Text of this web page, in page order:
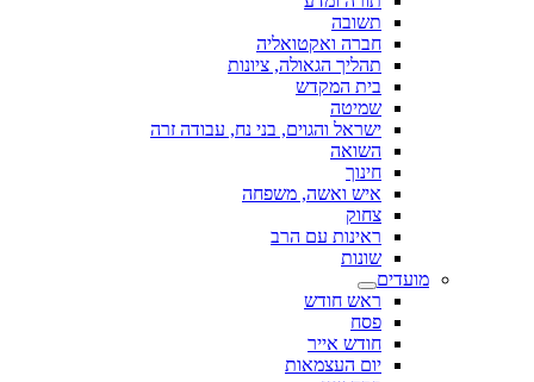
תשובה
חברה ואקטואליה
תהליך הגאולה, ציונות
בית המקדש
שמיטה
ישראל והגוים, בני נח, עבודה זרה
השואה
חינוך
איש ואשה, משפחה
צחוק
ראינות עם הרב
שונות
מועדים
ראש חודש
פסח
חודש אייר
יום העצמאות